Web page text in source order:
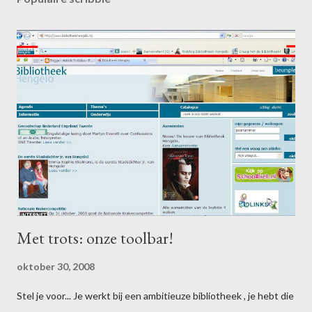
Met trots: onze toolbar!
oktober 30, 2008
Stel je voor... Je werkt bij een ambitieuze bibliotheek , je hebt die